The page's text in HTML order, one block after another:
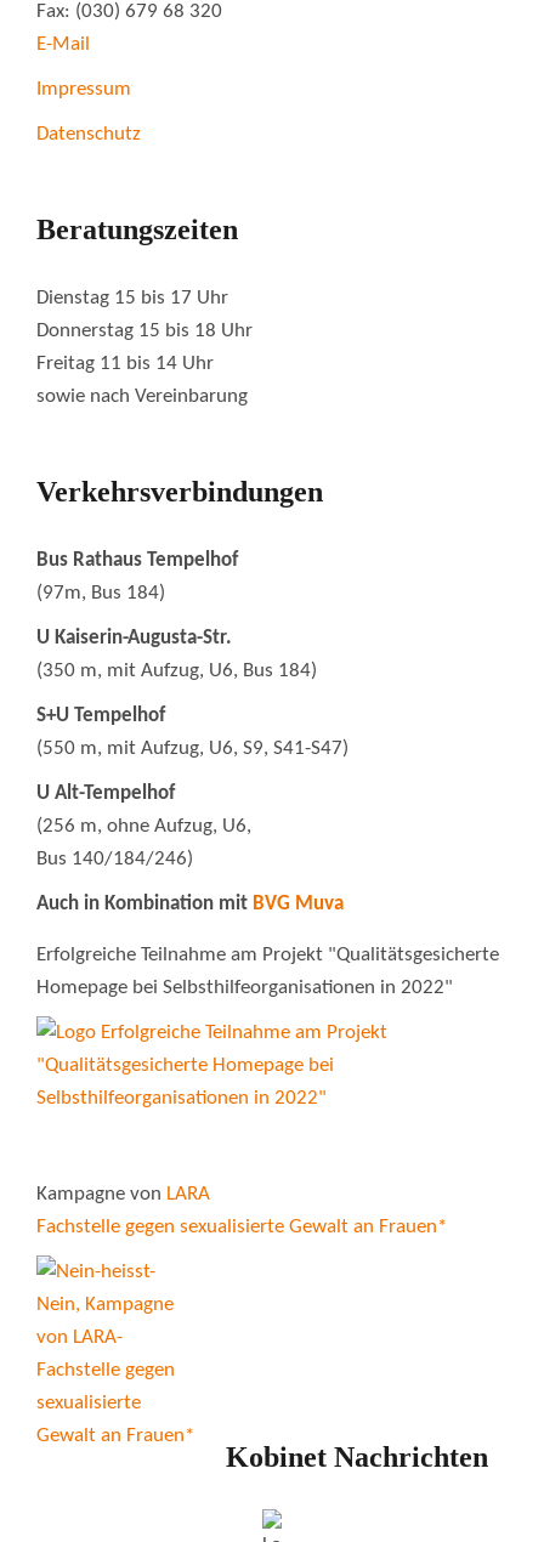
Fax: (030) 679 68 320
E-Mail
Impressum
Datenschutz
Beratungszeiten
Dienstag 15 bis 17 Uhr
Donnerstag 15 bis 18 Uhr
Freitag 11 bis 14 Uhr
sowie nach Vereinbarung
Verkehrsverbindungen
Bus Rathaus Tempelhof
(97m, Bus 184)
U Kaiserin-Augusta-Str.
(350 m, mit Aufzug, U6, Bus 184)
S+U Tempelhof
(550 m, mit Aufzug, U6, S9, S41-S47)
U Alt-Tempelhof
(256 m, ohne Aufzug, U6,
Bus 140/184/246)
Auch in Kombination mit BVG Muva
Erfolgreiche Teilnahme am Projekt "Qualitätsgesicherte
Homepage bei Selbsthilfeorganisationen in 2022"
Kampagne von LARA
Fachstelle gegen sexualisierte Gewalt an Frauen*
Kobinet Nachrichten